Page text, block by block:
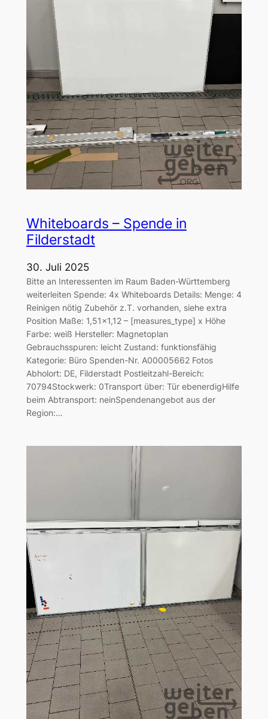
Whiteboards – Spende in
Filderstadt
30. Juli 2025
Bitte an Interessenten im Raum Baden-Württemberg
weiterleiten Spende: 4x Whiteboards Details: Menge: 4
Reinigen nötig Zubehör z.T. vorhanden, siehe extra
Position Maße: 1,51×1,12 – [measures_type] x Höhe
Farbe: weiß Hersteller: Magnetoplan
Gebrauchsspuren: leicht Zustand: funktionsfähig
Kategorie: Büro Spenden-Nr. A00005662 Fotos
Abholort: DE, Filderstadt Postleitzahl-Bereich:
70794Stockwerk: 0Transport über: Tür ebenerdigHilfe
beim Abtransport: neinSpendenangebot aus der
Region:…